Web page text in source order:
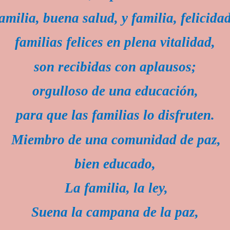
buena salud, y familia,
familias felices en plena vitalidad,
son recibidas con aplausos;
orgulloso de una educación,
para que las familias lo disfruten.
Miembro de una comunidad de paz,
bien educado,
La familia, la ley,
Suena la campana de la paz,